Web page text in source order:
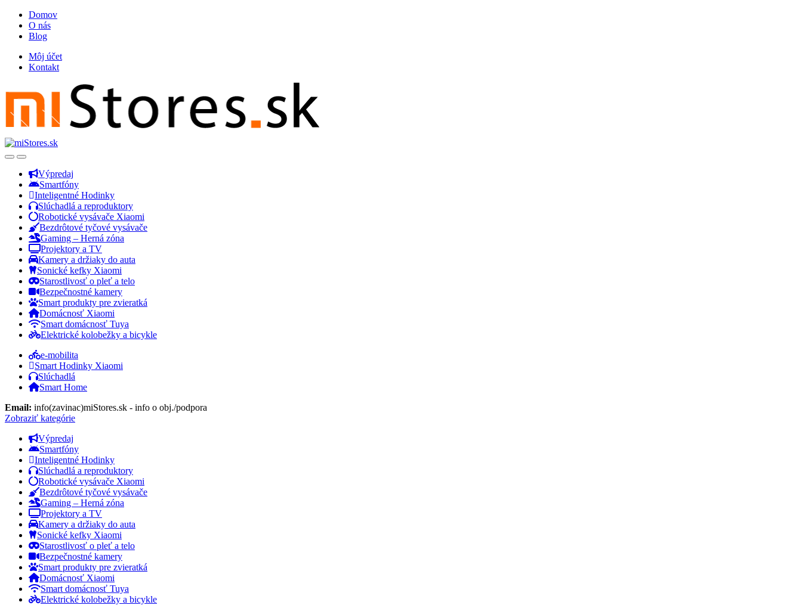
Skip
navigation
Skip
content
Domov
O nás
Blog
Môj účet
Kontakt
OpenClose
Výpredaj
Smartfóny
Inteligentné Hodinky
Slúchadlá a reproduktory
Robotické vysávače Xiaomi
Bezdrôtové tyčové vysávače
Gaming – Herná zóna
Projektory a TV
Kamery a držiaky do auta
Sonické kefky Xiaomi
Starostlivosť o pleť a telo
Bezpečnostné kamery
Smart produkty pre zvieratká
Domácnosť Xiaomi
Smart domácnosť Tuya
Elektrické kolobežky a bicykle
e-mobilita
Smart Hodinky Xiaomi
Slúchadlá
Smart Home
Email: info(zavinac)miStores.sk - info o obj./podpora
Zobraziť kategórie
Výpredaj
Smartfóny
Inteligentné Hodinky
Slúchadlá a reproduktory
Robotické vysávače Xiaomi
Bezdrôtové tyčové vysávače
Gaming – Herná zóna
Projektory a TV
Kamery a držiaky do auta
Sonické kefky Xiaomi
Starostlivosť o pleť a telo
Bezpečnostné kamery
Smart produkty pre zvieratká
Domácnosť Xiaomi
Smart domácnosť Tuya
Elektrické kolobežky a bicykle